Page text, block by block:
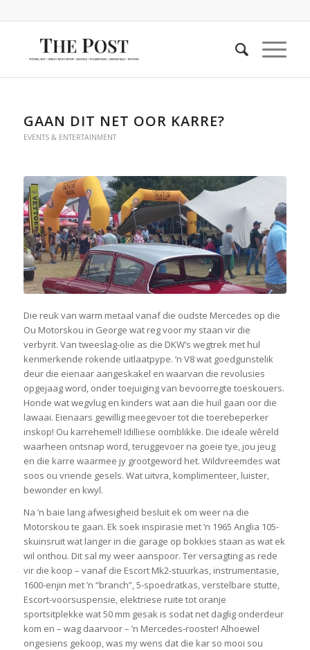
GAAN DIT NET OOR KARRE?
EVENTS & ENTERTAINMENT
Die reuk van warm metaal vanaf die oudste Mercedes op die
Ou Motorskou in George wat reg voor my staan vir die
verbyrit. Van tweeslag-olie as die DKW’s wegtrek met hul
kenmerkende rokende uitlaatpype. ’n V8 wat goedgunstelik
deur die eienaar aangeskakel en waarvan die revolusies
opgejaag word, onder toejuiging van bevoorregte toeskouers.
Honde wat wegvlug en kinders wat aan die huil gaan oor die
lawaai. Eienaars gewillig meegevoer tot die toerebeperker
inskop! Ou karrehemel! Idilliese oomblikke. Die ideale wêreld
waarheen ontsnap word, teruggevoer na goeie tye, jou jeug
en die karre waarmee jy grootgeword het. Wildvreemdes wat
soos ou vriende gesels. Wat uitvra, komplimenteer, luister,
bewonder en kwyl.
Na ’n baie lang afwesigheid besluit ek om weer na die
Motorskou te gaan. Ek soek inspirasie met ’n 1965 Anglia 105-
skuinsruit wat langer in die garage op bokkies staan as wat ek
wil onthou. Dit sal my weer aanspoor. Ter versagting as rede
vir die koop – vanaf die Escort Mk2-stuurkas, instrumentasie,
1600-enjin met ’n “branch”, 5-spoedratkas, verstelbare stutte,
Escort-voorsuspensie, elektriese ruite tot oranje
sportsitplekke wat 50 mm gesak is sodat net daglig onderdeur
kom en – wag daarvoor – ’n Mercedes-rooster! Alhoewel
ongesiens gekoop, was my wens dat die kar so mooi sou